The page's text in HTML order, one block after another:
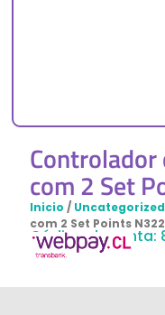
Controlador
com 2 Set
Inicio / Uncategorized
com 2 Set Points N322
Código de venta: